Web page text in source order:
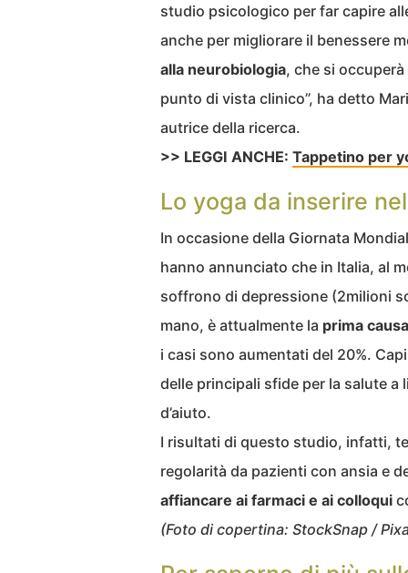
studio psicologico per far capire
anche per migliorare il benessere
alla neurobiologia, che si
punto di vista clinico”, ha detto
autrice della ricerca.
>> LEGGI ANCHE: Tappetino per
Lo yoga da inserire
In occasione della Giornata
hanno annunciato che in Italia, al
soffrono di depressione (2milioni
mano, è attualmente la prima
i casi sono aumentati del 20%.
delle principali sfide per la salute a
d’aiuto.
I risultati di questo studio, infatti,
regolarità da pazienti con ansia e
affiancare ai farmaci e ai colloqui
(Foto di copertina: StockSnap /